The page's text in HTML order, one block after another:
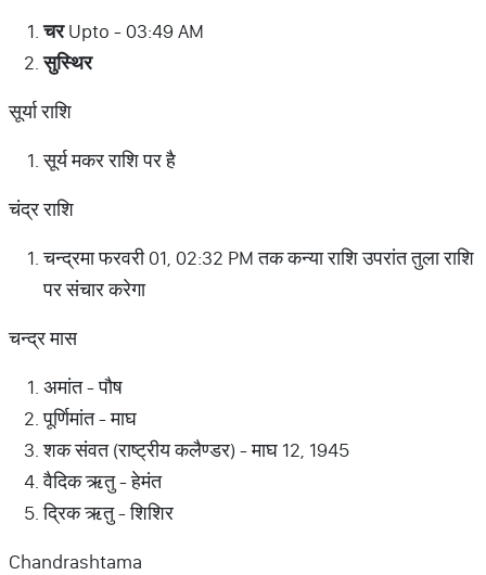
चरUpto - 03:49 AM
सुस्थिर
सूर्या राशि
सूर्य मकर राशि पर है
चंद्र राशि
चन्द्रमा फरवरी 01, 02:32 PM तक कन्या राशि उपरांत तुला राशि
पर संचार करेगा
चन्द्र मास
अमांत - पौष
पूर्णिमांत - माघ
शक संवत (राष्ट्रीय कलैण्डर) - माघ 12, 1945
वैदिक ऋतु - हेमंत
द्रिक ऋतु - शिशिर
Chandrashtama